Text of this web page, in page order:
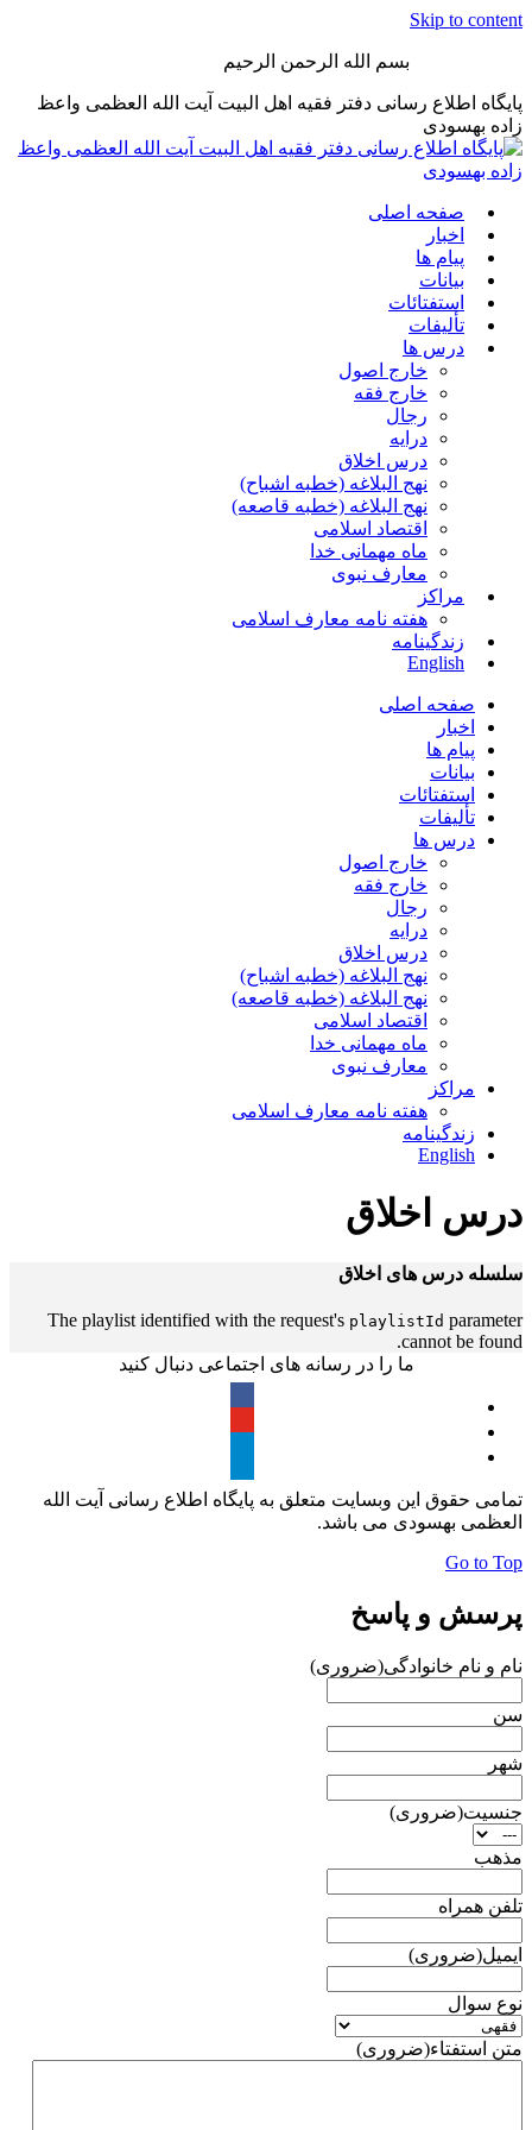
Skip to content
بسم الله الرحمن الرحیم
پایگاه اطلاع رسانی دفتر فقیه اهل البیت آیت الله العظمی واعظ
زاده بهسودی
صفحه اصلی
اخبار
پیام ها
بیانات
استفتائات
تألیفات
درس ها
خارج اصول
خارج فقه
رجال
درایه
درس اخلاق
نهج البلاغه (خطبه اشباح)
نهج البلاغه (خطبه قاصعه)
اقتصاد اسلامی
ماه مهمانی خدا
معارف نبوی
مراکز
هفته نامه معارف اسلامی
زندگینامه
English
صفحه اصلی
اخبار
پیام ها
بیانات
استفتائات
تألیفات
درس ها
خارج اصول
خارج فقه
رجال
درایه
درس اخلاق
نهج البلاغه (خطبه اشباح)
نهج البلاغه (خطبه قاصعه)
اقتصاد اسلامی
ماه مهمانی خدا
معارف نبوی
مراکز
هفته نامه معارف اسلامی
زندگینامه
English
درس اخلاق
سلسله درس های اخلاق
The playlist identified with the request's playlistId parameter
cannot be found.
ما را در رسانه های اجتماعی دنبال کنید
تمامی حقوق این وبسایت متعلق به پایگاه اطلاع رسانی آیت الله
العظمی بهسودی می باشد.
Go to Top
پرسش و پاسخ
نام و نام خانوادگی(ضروری)
سن
شهر
جنسیت(ضروری)
مذهب
تلفن همراه
ایمیل(ضروری)
نوع سوال
متن استفتاء(ضروری)